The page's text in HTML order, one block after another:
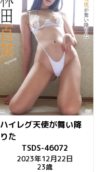
ハイレグ天使が舞い降
りた
TSDS-46072
2023年12月22日
23歳